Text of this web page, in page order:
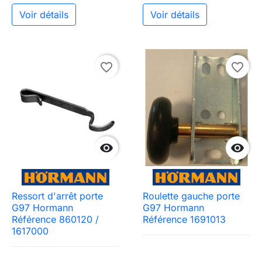
Voir détails Voir détails

favorite_border
Ressort d'arrêt porte
G97 Hormann
Référence 860120 /
1617000

favorite_border
Roulette gauche porte
G97 Hormann
Référence 1691013